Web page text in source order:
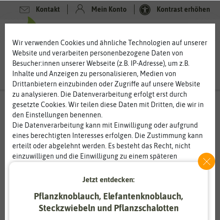
Kontakt Mein Konto Kontrast erhöhen
Wir verwenden Cookies und ähnliche Technologien auf unserer
Website und verarbeiten personenbezogene Daten von
Besucher:innen unserer Webseite (z.B. IP-Adresse), um z.B.
Inhalte und Anzeigen zu personalisieren, Medien von
Drittanbietern einzubinden oder Zugriffe auf unsere Website
zu analysieren. Die Datenverarbeitung erfolgt erst durch
gesetzte Cookies. Wir teilen diese Daten mit Dritten, die wir in
den Einstellungen benennen.
Die Datenverarbeitung kann mit Einwilligung oder aufgrund
eines berechtigten Interesses erfolgen. Die Zustimmung kann
erteilt oder abgelehnt werden. Es besteht das Recht, nicht
einzuwilligen und die Einwilligung zu einem späteren
Informationen zur Verwendung personenbezogener Daten und
Essenziell Statistik
Jetzt entdecken:
Pflanzknoblauch, Elefantenknoblauch,
Steckzwiebeln und Pflanzschalotten